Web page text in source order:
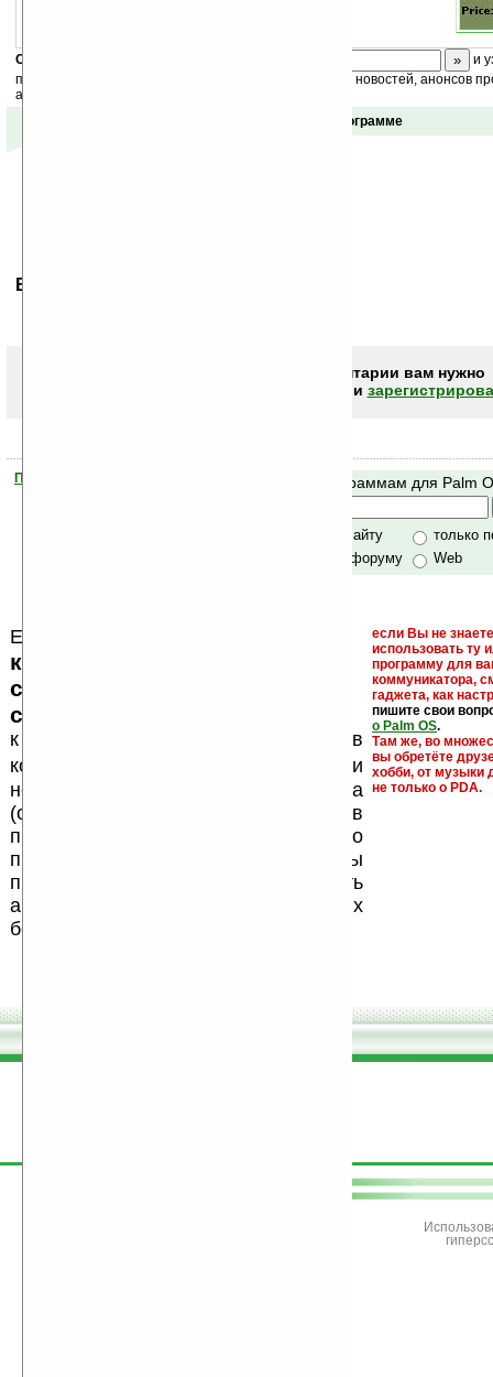
Скоро
и
получайте ежедневный или еженедельный дайджест новостей, анонсов
акций сайта на ваш почтовый ящик.
Отзывы о программе
Ваше мнение будет первым.
Чтобы писать комментарии вам нужно
или
Помогите Ладошкам стать лучше
Поиск по программам для Palm
только по сайту
только
по сайту и форуму
Web
Еще раз обращаем внимание, что
кейгены, кряки - лекарства,
серийные номера, ключи и
ссылки на варезные сайты
если Вы не
использовать ту
программу для
коммуникатора,
гаджета, как
пишите свои
о Palm OS.
Там же, во
вы обретёте
хобби, от музыки
не только о PDA.
к публикации на нашем сайте в
комментариях
, как и
несанкционированная реклама
(спам). Мы поддерживаем авторов
программ и развитие легального
программного обеспечения. Также мы
призываем Вас поддерживать
авторов, особенно создающих
бесплатные (freeware) программы.